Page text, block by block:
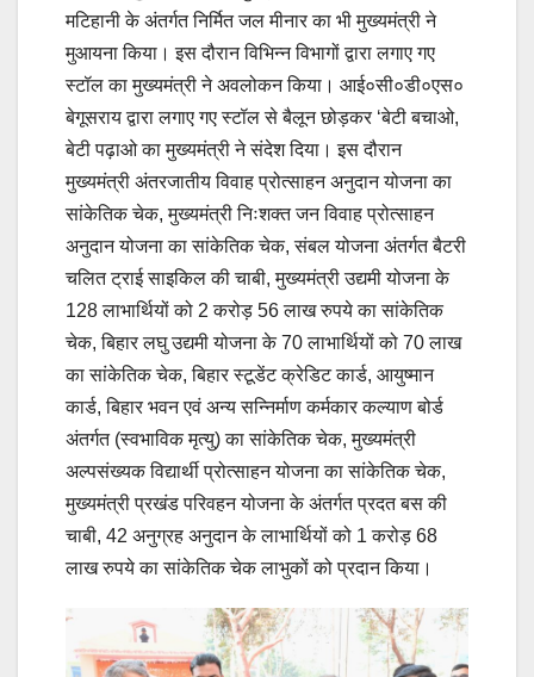
मटिहानी के अंतर्गत निर्मित जल मीनार का भी मुख्यमंत्री ने
मुआयना किया। इस दौरान विभिन्न विभागों द्वारा लगाए गए
स्टॉल का मुख्यमंत्री ने अवलोकन किया। आई०सी०डी०एस०
बेगूसराय द्वारा लगाए गए स्टॉल से बैलून छोड़कर ‘बेटी बचाओ,
बेटी पढ़ाओ का मुख्यमंत्री ने संदेश दिया। इस दौरान
मुख्यमंत्री अंतरजातीय विवाह प्रोत्साहन अनुदान योजना का
सांकेतिक चेक, मुख्यमंत्री निःशक्त जन विवाह प्रोत्साहन
अनुदान योजना का सांकेतिक चेक, संबल योजना अंतर्गत बैटरी
चलित ट्राई साइकिल की चाबी, मुख्यमंत्री उद्यमी योजना के
128 लाभार्थियों को 2 करोड़ 56 लाख रुपये का सांकेतिक
चेक, बिहार लघु उद्यमी योजना के 70 लाभार्थियों को 70 लाख
का सांकेतिक चेक, बिहार स्टूडेंट क्रेडिट कार्ड, आयुष्मान
कार्ड, बिहार भवन एवं अन्य सन्निर्माण कर्मकार कल्याण बोर्ड
अंतर्गत (स्वभाविक मृत्यु) का सांकेतिक चेक, मुख्यमंत्री
अल्पसंख्यक विद्यार्थी प्रोत्साहन योजना का सांकेतिक चेक,
मुख्यमंत्री प्रखंड परिवहन योजना के अंतर्गत प्रदत बस की
चाबी, 42 अनुग्रह अनुदान के लाभार्थियों को 1 करोड़ 68
लाख रुपये का सांकेतिक चेक लाभुकों को प्रदान किया।